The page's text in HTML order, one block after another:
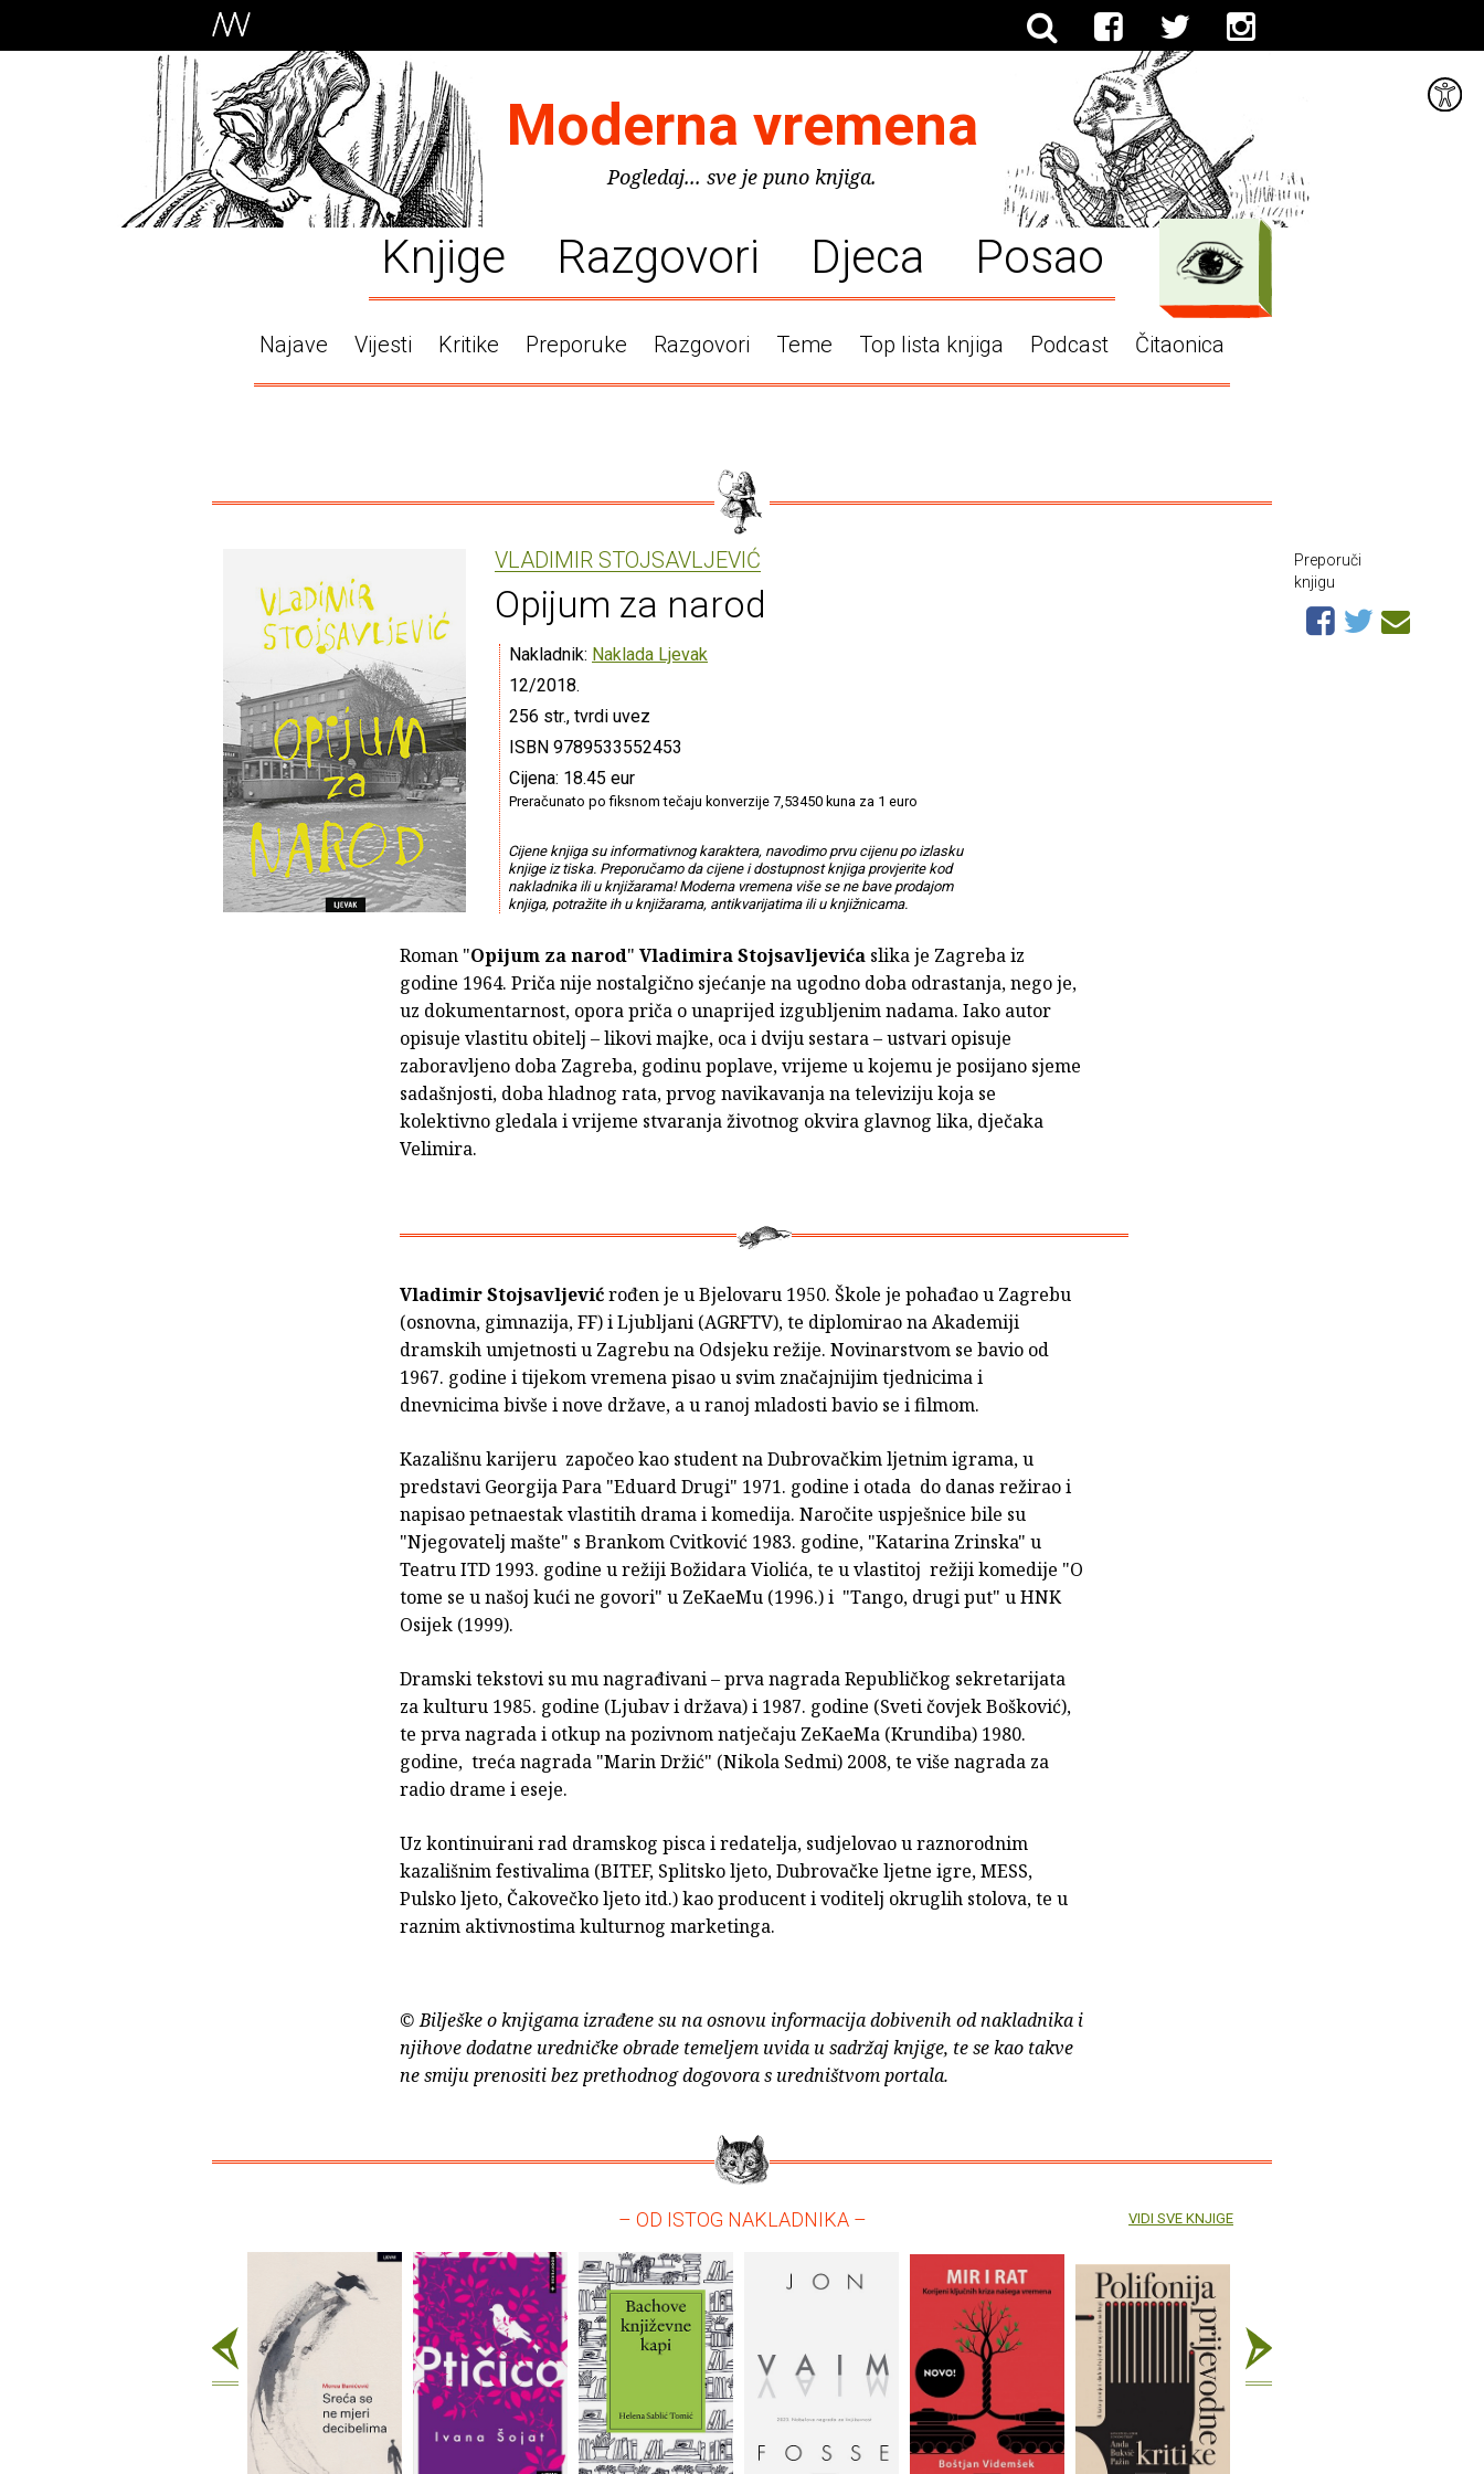
Moderna vremena
Pogledaj... sve je puno knjiga.
Knjige Razgovori Djeca Posao
Najave Vijesti Kritike Preporuke Razgovori Teme Top lista knjiga Podcast Čitaonica
VLADIMIR STOJSAVLJEVIĆ
Opijum za narod
Nakladnik: Naklada Ljevak
12/2018.
256 str., tvrdi uvez
ISBN 9789533552453
Cijena: 18.45 eur
Preračunato po fiksnom tečaju konverzije 7,53450 kuna za 1 euro
Cijene knjiga su informativnog karaktera, navodimo prvu cijenu po izlasku
knjige iz tiska. Preporučamo da cijene i dostupnost knjiga provjerite kod
nakladnika ili u knjižarama! Moderna vremena više se ne bave prodajom
knjiga, potražite ih u knjižarama, antikvarijatima ili u knjižnicama.
Roman "Opijum za narod" Vladimira Stojsavljevića slika je Zagreba iz
godine 1964. Priča nije nostalgično sjećanje na ugodno doba odrastanja, nego je,
uz dokumentarnost, opora priča o unaprijed izgubljenim nadama. Iako autor
opisuje vlastitu obitelj – likovi majke, oca i dviju sestara – ustvari opisuje
zaboravljeno doba Zagreba, godinu poplave, vrijeme u kojemu je posijano sjeme
sadašnjosti, doba hladnog rata, prvog navikavanja na televiziju koja se
kolektivno gledala i vrijeme stvaranja životnog okvira glavnog lika, dječaka
Velimira.
Vladimir Stojsavljevićrođen je u Bjelovaru 1950. Škole je pohađao u Zagrebu
(osnovna, gimnazija, FF) i Ljubljani (AGRFTV), te diplomirao na Akademiji
dramskih umjetnosti u Zagrebu na Odsjeku režije. Novinarstvom se bavio od
1967. godine i tijekom vremena pisao u svim značajnijim tjednicima i
dnevnicima bivše i nove države, a u ranoj mladosti bavio se i filmom.
Kazališnu karijeru započeo kao student na Dubrovačkim ljetnim igrama, u
predstavi Georgija Para "Eduard Drugi" 1971. godine i otada do danas režirao i
napisao petnaestak vlastitih drama i komedija. Naročite uspješnice bile su
"Njegovatelj mašte" s Brankom Cvitković 1983. godine, "Katarina Zrinska" u
Teatru ITD 1993. godine u režiji Božidara Violića, te u vlastitoj režiji komedije "O
tome se u našoj kući ne govori" u ZeKaeMu (1996.) i "Tango, drugi put" u HNK
Osijek (1999).
Dramski tekstovi su mu nagrađivani – prva nagrada Republičkog sekretarijata
za kulturu 1985. godine (Ljubav i država) i 1987. godine (Sveti čovjek Bošković),
te prva nagrada i otkup na pozivnom natječaju ZeKaeMa (Krundiba) 1980.
godine, treća nagrada "Marin Držić" (Nikola Sedmi) 2008, te više nagrada za
radio drame i eseje.
Uz kontinuirani rad dramskog pisca i redatelja, sudjelovao u raznorodnim
kazališnim festivalima (BITEF, Splitsko ljeto, Dubrovačke ljetne igre, MESS,
Pulsko ljeto, Čakovečko ljeto itd.) kao producent i voditelj okruglih stolova, te u
raznim aktivnostima kulturnog marketinga.
© Bilješke o knjigama izrađene su na osnovu informacija dobivenih od nakladnika i
njihove dodatne uredničke obrade temeljem uvida u sadržaj knjige, te se kao takve
ne smiju prenositi bez prethodnog dogovora s uredništvom portala.
Preporuči
knjigu
– OD ISTOG NAKLADNIKA – VIDI SVE KNJIGE